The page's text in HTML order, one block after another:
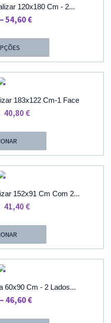
120x180 Cm - 2...
–54,60€Price
Through
54,60 €
183x122 Cm-1 Face
O
Original
Era:
44,20 €.
40,80 €O
É:
40,80 €.
152x91 Cm Com 2...
O
Original
Era:
55,50 €.
41,40 €O
É:
41,40 €.
60x90 Cm - 2 Lados...
– 46,60€Price